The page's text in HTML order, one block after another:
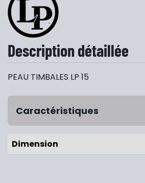
Description détaillée
PEAU TIMBALES LP 15
Caractéristiques
Dimension